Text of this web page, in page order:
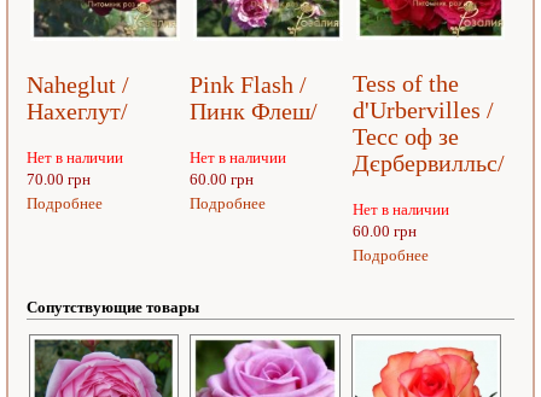
Naheglut /
Нахеглут/
Нет в наличии
70.00 грн
Подробнее
Pink Flash /
Пинк Флеш/
Нет в наличии
60.00 грн
Подробнее
Tess of the
d'Urbervilles /
Тесс оф зе
Дєрбервилльс/
Нет в наличии
60.00 грн
Подробнее
Сопутствующие товары